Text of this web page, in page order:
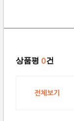
상품평 0건
전체보기